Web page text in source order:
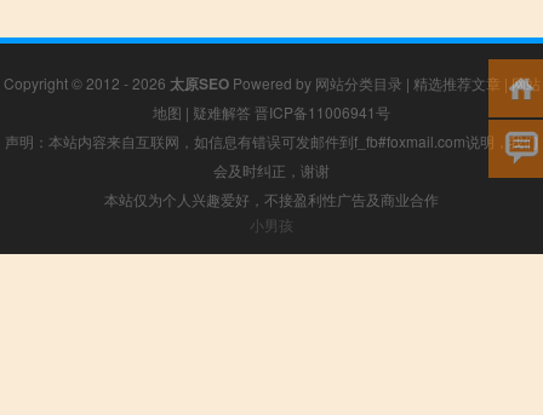
Copyright © 2012 - 2026 太原SEOPowered by 网站分类目录 | 精选推荐文章 |网站
地图 | 疑难解答 晋ICP备11006941号
声明：本站内容来自互联网，如信息有错误可发邮件到f_fb#foxmail.com说明，我们
会及时纠正，谢谢
本站仅为个人兴趣爱好，不接盈利性广告及商业合作
小男孩